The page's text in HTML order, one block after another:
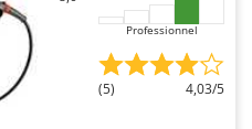
Professionnel
(5) 4,03/5